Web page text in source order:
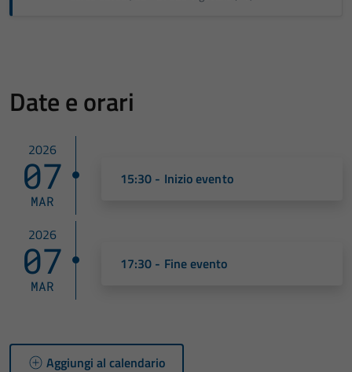
Date e orari
2026
07
MAR
15:30 - Inizio evento
2026
07
MAR
17:30 - Fine evento
Aggiungi al calendario